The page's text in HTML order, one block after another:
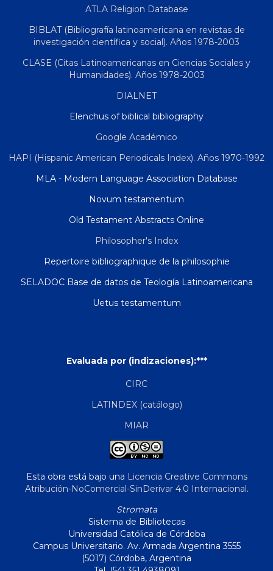
ATLA Religion Database
BIBLAT (Bibliografía latinoamericana en revistas de
investigación científica y social). Años 1978-2003
CLASE (Citas Latinoamericanas en Ciencias Sociales y
Humanidades). Años 1978-2003
DIALNET
Elenchus of biblical bibliography
Google Académico
HAPI (Hispanic American Periodicals Index). Años 1970-1992
MLA - Modern Language Association Database
Novum testamentum
Old Testament Abstracts Online
Philosopher's Index
Repertoire bibliographique de la philosophie
SELADOC Base de datos de Teología Latinoamericana
Uetus testamentum
Evaluada por (indizaciones):***
CIRC
LATINDEX (catálogo)
MIAR
Esta obra está bajo una Licencia Creative Commons
Atribución-NoComercial-SinDerivar 4.0 Internacional.
Stromata
Sistema de Bibliotecas
Universidad Católica de Córdoba
Campus Universitario. Av. Armada Argentina 3555
(5017) Córdoba, Argentina